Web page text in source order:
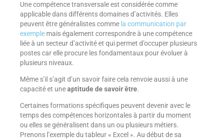
Une compétence transversale est considérée comme
applicable dans différents domaines d’activités. Elles
peuvent être généralistes comme la communication par
exemplemais également correspondre à une compétence
liée à un secteur d’activité et qui permet d’occuper plusieurs
postes car elle procure les fondamentaux pour évoluer à
plusieurs niveaux.
Même s’il s’agit d’un savoir faire cela renvoie aussi à une
capacité et uneaptitude de savoir être.
Certaines formations spécifiques peuvent devenir avec le
temps des compétences horizontales à partir du moment
ou elles se généralisent dans un ou plusieurs métiers.
Prenons l’exemple du tableur « Excel ». Au début de sa